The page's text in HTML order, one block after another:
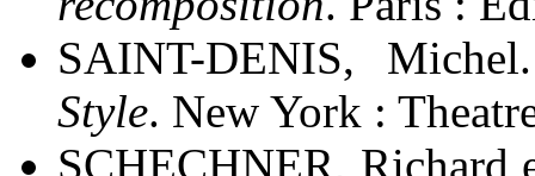
SAINT-DENIS,
Style. New York :
SCHECHNER, Richard